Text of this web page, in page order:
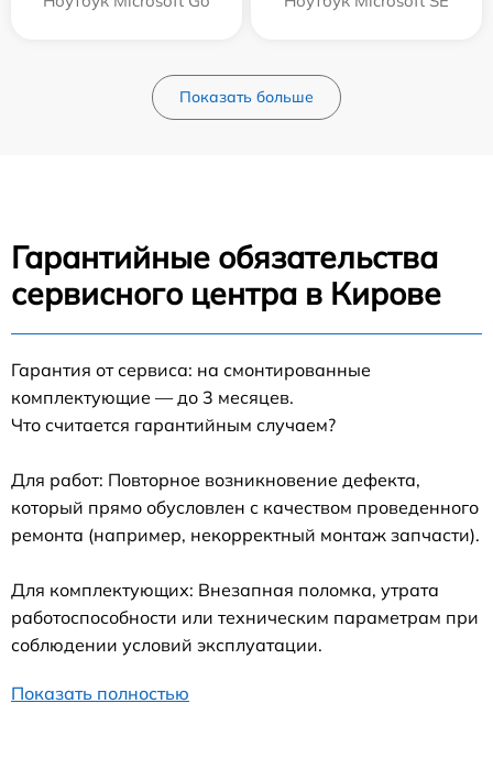
Показать больше
Гарантийные обязательства
сервисного центра в Кирове
Гарантия от сервиса: на смонтированные
комплектующие — до 3 месяцев.
Что считается гарантийным случаем?
Для работ: Повторное возникновение дефекта,
который прямо обусловлен с качеством проведенного
ремонта (например, некорректный монтаж запчасти).
Для комплектующих: Внезапная поломка, утрата
работоспособности или техническим параметрам при
соблюдении условий эксплуатации.
Показать полностью